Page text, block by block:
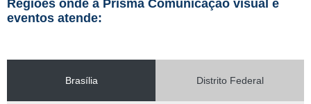
Regiões onde a Prisma Comunicação visual e
eventos atende:
Brasília Distrito Federal